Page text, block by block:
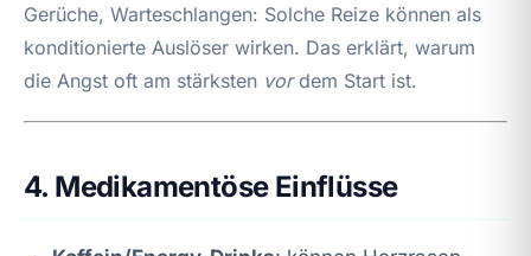
Gerüche, Warteschlangen: Solche Reize können als
konditionierte Auslöser wirken. Das erklärt, warum
die Angst oft am stärksten vordem Start ist.
4. Medikamentöse Einflüsse